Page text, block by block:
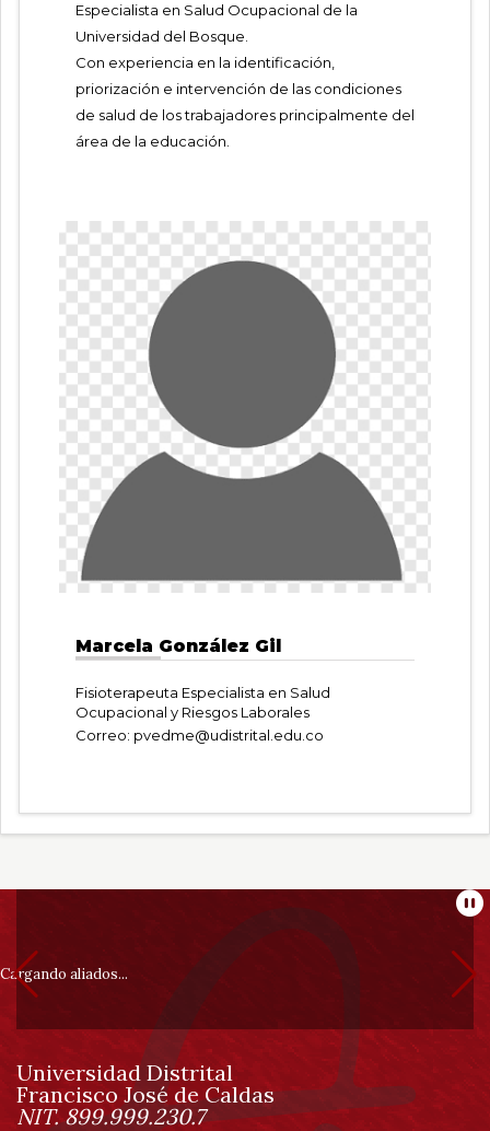
Especialista en Salud Ocupacional de la
Universidad del Bosque.
Con experiencia en la identificación,
priorización e intervención de las condiciones
de salud de los trabajadores principalmente del
área de la educación.
Marcela González Gil
Fisioterapeuta Especialista en Salud
Ocupacional y Riesgos Laborales
Correo: pvedme@udistrital.edu.co
Información
pie
de
página
Cargando aliados...
Información
Universidad Distrital
Francisco José de Caldas
NIT. 899.999.230.7